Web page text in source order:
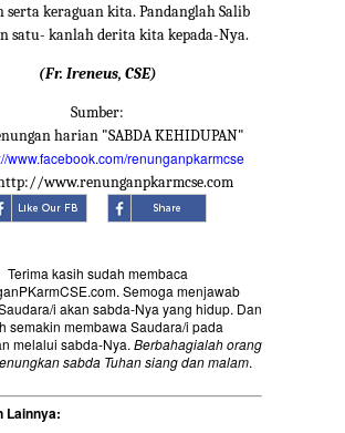
serta keraguan kita. Pandanglah Salib
satu- kanlah derita kita kepada-Nya.
(Fr. Ireneus, CSE)
Sumber:
harian "SABDA KEHIDUPAN"
www.facebook.com/renunganpkarmcse
www.renunganpkarmcse.com
Terima kasih sudah membaca
Semoga menjawab
i akan sabda-Nya yang hidup. Dan
semakin membawa Saudara/i pada
melalui sabda-Nya. Berbahagialah orang
sabda Tuhan siang dan malam.
Lainnya: